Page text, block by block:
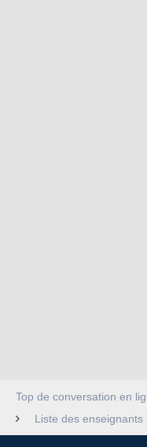
Top de conversation en
Liste des enseignants